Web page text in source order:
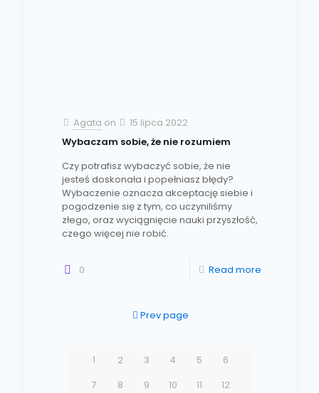
Agata on
15 lipca 2022
Wybaczam sobie, że nie rozumiem
Czy potrafisz wybaczyć sobie, że nie
jesteś doskonała i popełniasz błędy?
Wybaczenie oznacza akceptację siebie i
pogodzenie się z tym, co uczyniliśmy
złego, oraz wyciągnięcie nauki przyszłość,
czego więcej nie robić.
0 Read more
Prev page
1 2 3 4 5
6
7
8 9 10 11
12